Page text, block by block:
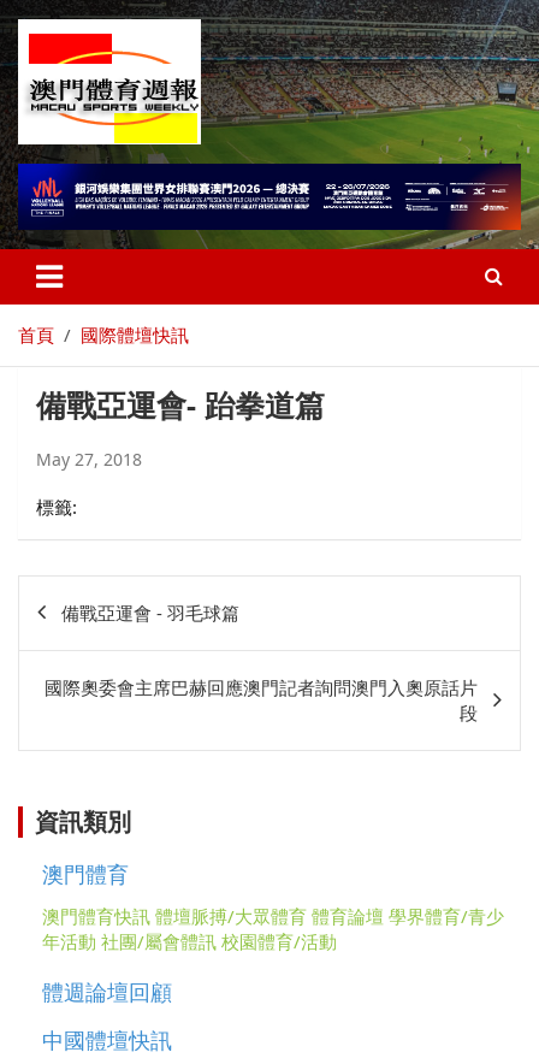
首頁 國際體壇快訊
備戰亞運會- 跆拳道篇
May 27, 2018
標籤:
章
相
關
備戰亞運會 - 羽毛球篇
國際奧委會主席巴赫回應澳門記者詢問澳門入奧原話片
段
資訊類別
澳門體育
澳門體育快訊 體壇脈搏/大眾體育 體育論壇 學界體育/青少
年活動 社團/屬會體訊 校園體育/活動
體週論壇回顧
中國體壇快訊